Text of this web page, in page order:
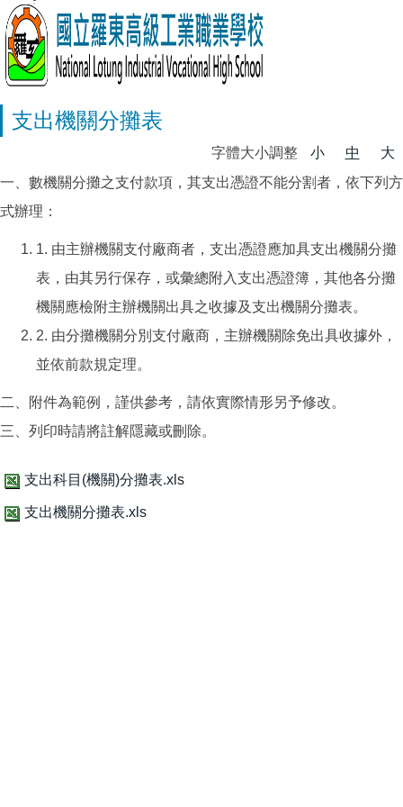
支出機關分攤表
字體大小調整 小 中
大
一、數機關分攤之支付款項，其支出憑證不能分割者，依下列方
式辦理：
1. 由主辦機關支付廠商者，支出憑證應加具支出機關分攤
表，由其另行保存，或彙總附入支出憑證簿，其他各分攤
機關應檢附主辦機關出具之收據及支出機關分攤表。
2. 由分攤機關分別支付廠商，主辦機關除免出具收據外，
並依前款規定理。
二、附件為範例，謹供參考，請依實際情形另予修改。
三、列印時請將註解隱藏或刪除。
支出科目(機關)分攤表.xls
支出機關分攤表.xls